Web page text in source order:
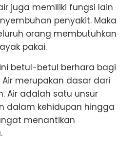
juga memiliki fungsi lain
penyakit. Maka
orang membutuhkan
pakai.
betul-betul berhara bagi
merupakan dasar dari
Air adalah satu unsur
dalam kehidupan hingga
menantikan